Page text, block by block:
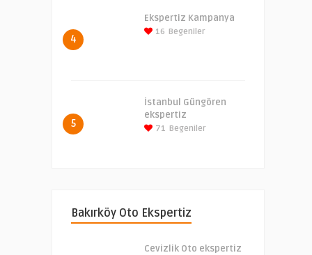
4
Ekspertiz Kampanya
16 Begeniler
5
İstanbul Güngören
ekspertiz
71 Begeniler
Bakırköy Oto Ekspertiz
Cevizlik Oto ekspertiz